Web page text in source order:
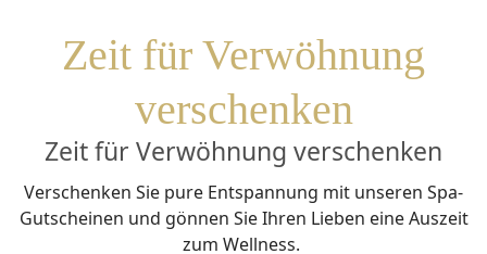
Zeit für Verwöhnung
verschenken
Zeit für Verwöhnung verschenken
Verschenken Sie pure Entspannung mit unseren Spa-
Gutscheinen und gönnen Sie Ihren Lieben eine Auszeit
zum Wellness.